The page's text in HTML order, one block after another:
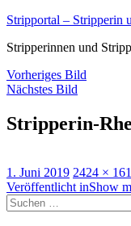
Zum
springen
Stripportal – Stripperin
Stripperinnen und
Vorheriges Bild
Nächstes Bild
Stripperin-
Veröffentlicht
am
1. Juni 2019 Volle
Größe
2424 ×
Veröffentlicht inShow
Suche
nach: